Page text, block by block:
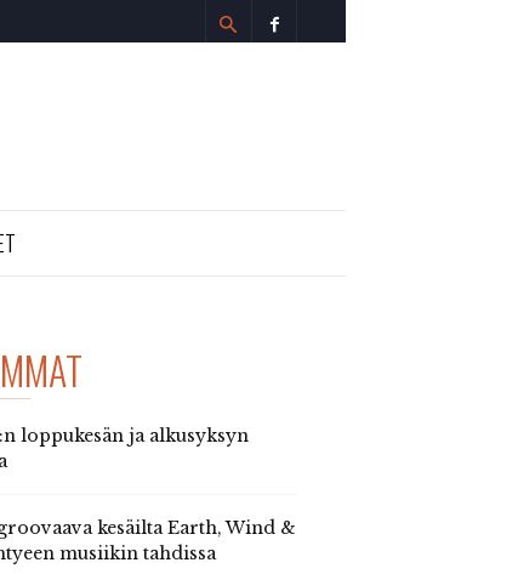
loppukesän ja alkusyksyn
kesäilta Earth, Wind &
musiikin tahdissa